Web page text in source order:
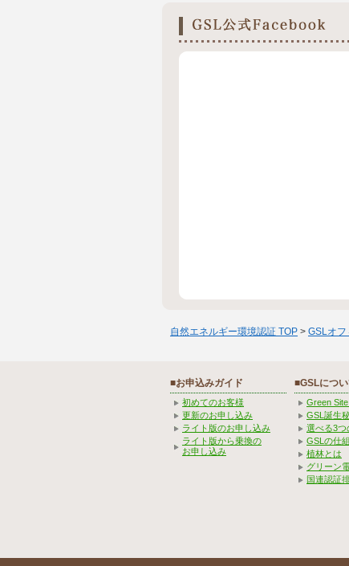
自然エネルギー環境認証 TOP > GSLオフ
■お申込みガイド
初めてのお客様
更新のお申し込み
ライト版のお申し込み
ライト版から乗換の
お申し込み
■GSLにつ
Green
GSL誕生
選べる3つ
GSLの仕
植林とは
グリーン
国連認証